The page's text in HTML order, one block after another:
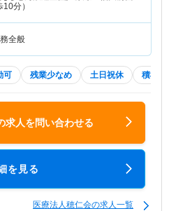
分）
全般
可 残業少なめ 土日祝休 積極採
求人を問い合わせる
を見る
医療法人穂仁会の求人一覧